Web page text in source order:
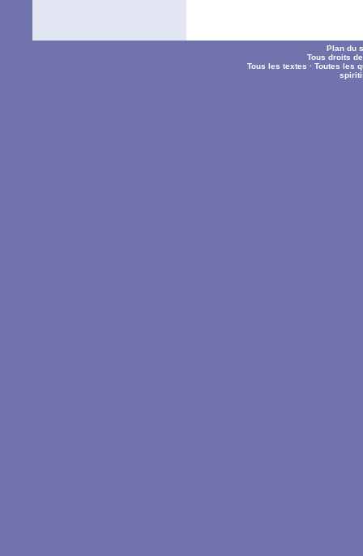
Plan du
Tous droits
Tous les textes ·Toutes les